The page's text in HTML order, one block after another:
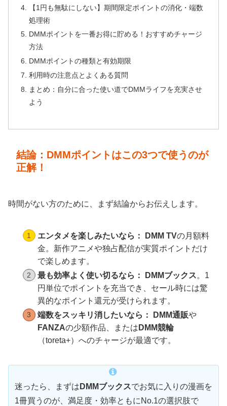
【1円も無駄にしない】期間限定ポイントの消化・端数
処理術
DMMポイントを一番お得に貯める！おすすめチャージ
方法
DMMポイントの種類と有効期限
利用時の注意点とよくある質問
まとめ：自分に合った使い道でDMMライフを充実させ
よう
結論：DMMポイントはこの3つで使うのが
正解！
時間がない方のために、まず結論からお伝えします。
エンタメを楽しみたいなら： DMM TVの月額料
金。新作アニメや独占配信が実質ポイントだけ
で楽しめます。
最も効率よく使い切るなら：
DMMブックス。1
円単位でポイントを充当でき、セール時には驚
異的なポイント還元が受けられます。
端数をスッキリ消したいなら：
DMM通販や
FANZAの少額作品、または DMM競輪
（toreta+）へのチャージが最適です。
迷ったら、まずは DMMブックスでお気に入りの漫画を
1冊買うのが、満足度・効率ともにNo.1の選択肢で